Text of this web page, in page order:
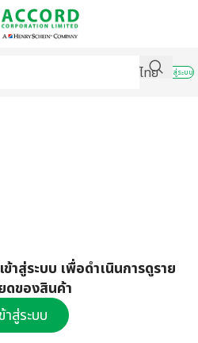
ไทย
เข้าสู่ระบบ
าสู่ระบบ เพื่อดำเนินการดูราย
ดของสินค้า
าสู่ระบบ